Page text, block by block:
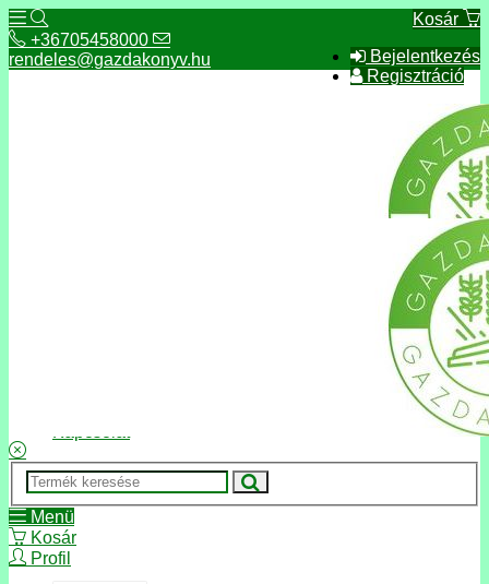
Kosár
Bejelentkezés
Regisztráció
+36705458000
rendeles@gazdakonyv.hu
Menü
Kosár
Profil